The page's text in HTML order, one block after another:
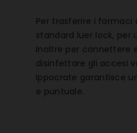
Per trasferire i farmaci
standard luer lock, per
Inoltre per connettere
disinfettare gli accesi
Ippocrate garantisce
e puntuale.